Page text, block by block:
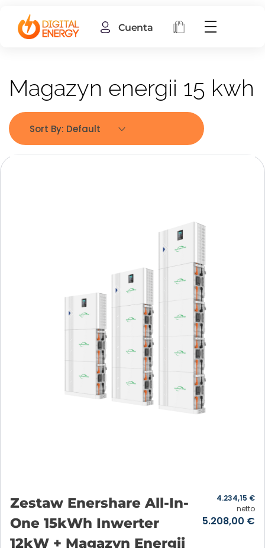
Cuenta
Magazyn energii 15 kwh
Sort By: Default
Zestaw Enershare All-In-
One 15kWh Inwerter
12kW + Magazyn Energii
5.208,00 €
4.234,15 €
netto